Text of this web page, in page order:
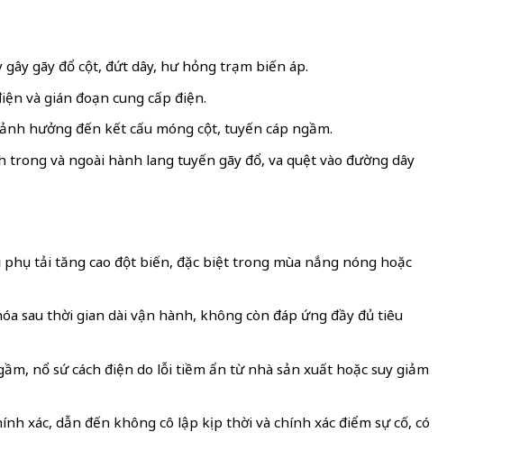
gãy đổ cột, đứt dây, hư hỏng trạm biến áp.
và gián đoạn cung cấp điện.
hưởng đến kết cấu móng cột, tuyến cáp ngầm.
và ngoài hành lang tuyến gãy đổ, va quệt vào đường dây
tải tăng cao đột biến, đặc biệt trong mùa nắng nóng hoặc
sau thời gian dài vận hành, không còn đáp ứng đầy đủ tiêu
nổ sứ cách điện do lỗi tiềm ẩn từ nhà sản xuất hoặc suy giảm
xác, dẫn đến không cô lập kịp thời và chính xác điểm sự cố, có